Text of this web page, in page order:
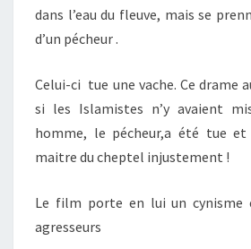
dans l’eau du fleuve, mais se
d’un pécheur .
Celui-ci tue une vache. Ce drame
si les Islamistes n’y avaient
homme, le pécheur,a été tue et
maitre du cheptel injustement !
Le film porte en lui un cynisme
agresseurs